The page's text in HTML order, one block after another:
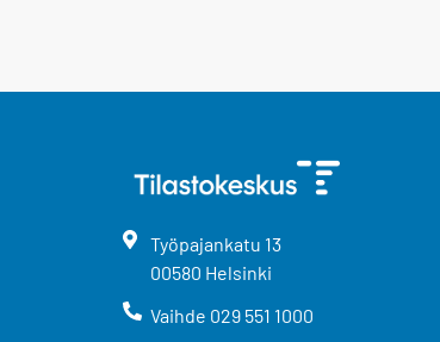
Työpajankatu 13
00580 Helsinki
Vaihde 029 551 1000